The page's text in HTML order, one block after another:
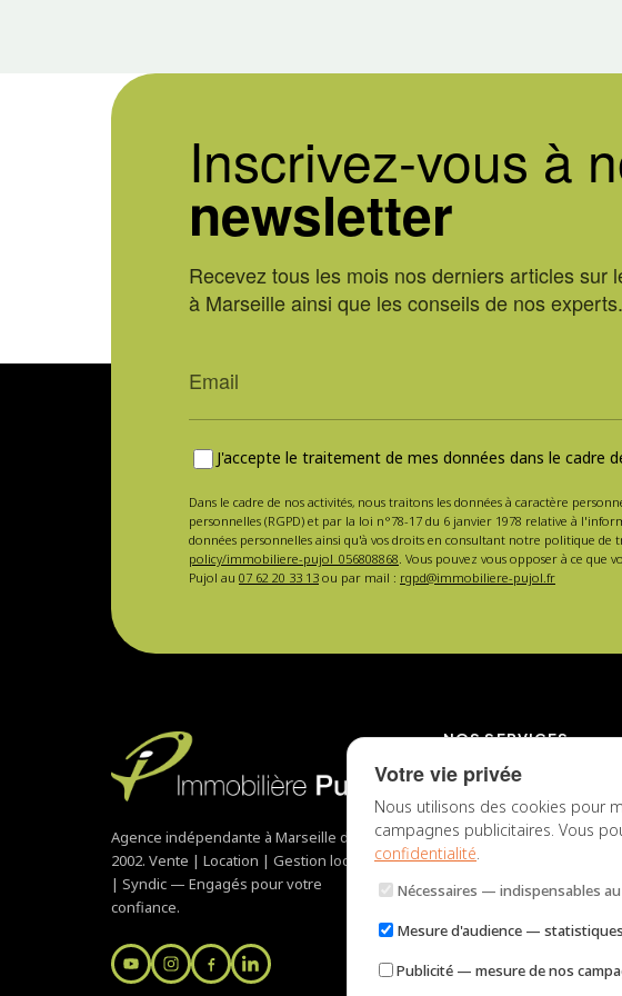
Inscrivez-vous à
newsletter
Recevez tous les mois nos derniers articles sur
à Marseille ainsi que les conseils de nos experts.
J'accepte le traitement de mes données dans le cadre
Dans le cadre de nos activités, nous traitons les données à caractère
personnelles (RGPD) et par la loi n°78-17 du 6 janvier 1978 relative à
données personnelles ainsi qu'à vos droits en consultant notre politique de
policy/immobiliere-pujol_056808868. Vous pouvez vous opposer à ce que
Pujol au 07 62 20 33 13 ou par mail : rgpd@immobiliere-pujol.fr
Agence indépendante à Marseille depuis
2002. Vente | Location | Gestion locative
| Syndic — Engagés pour votre
confiance.
NOS SERVICES
Mise en location
Gestion locative
Vendre votre bien
Syndic de copropriété
Acheter à Marseille
Votre vie privée
Nous utilisons des cookies pour
campagnes publicitaires. Vous
confidentialité.
Nécessaires — indispensables
Mesure d'audience — statistiques
Publicité — mesure de nos